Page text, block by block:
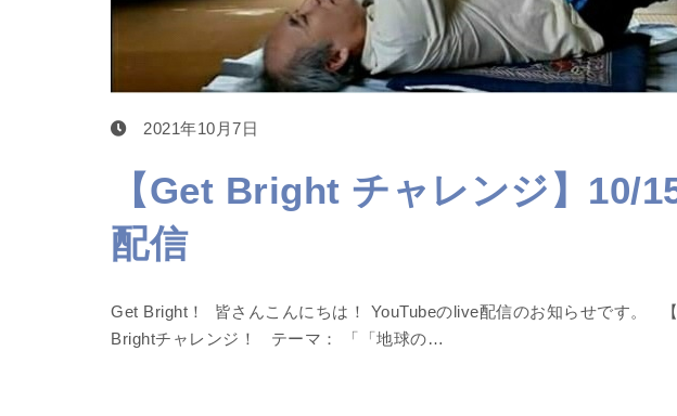
2021年10月7日
【Get Bright チャレンジ】10/
配信
Get Bright！ 皆さんこんにちは！ YouTubeのlive配信のお知らせです。
Brightチャレンジ！ テーマ： 「「地球の…